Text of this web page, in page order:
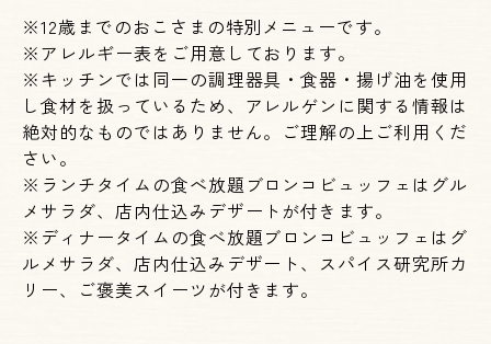
※12歳までのおこさまの特別メニューです。
※アレルギー表をご用意しております。
※キッチンでは同一の調理器具・食器・揚げ油を使用
し食材を扱っているため、アレルゲンに関する情報は
絶対的なものではありません。ご理解の上ご利用くだ
さい。
※ランチタイムの食べ放題ブロンコビュッフェはグル
メサラダ、店内仕込みデザートが付きます。
※ディナータイムの食べ放題ブロンコビュッフェはグ
ルメサラダ、店内仕込みデザート、スパイス研究所カ
リー、ご褒美スイーツが付きます。